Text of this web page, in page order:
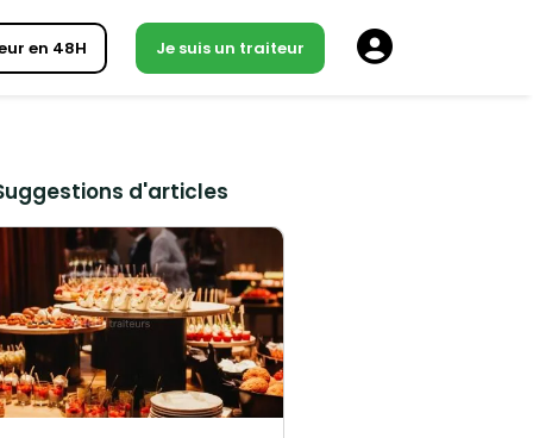
en 48H Je suis un traiteur
d'articles